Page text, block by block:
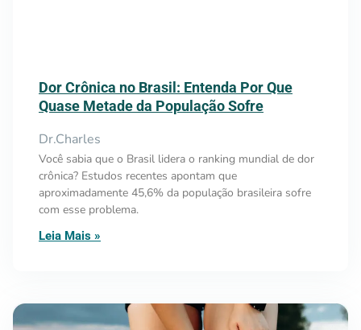
Dor Crônica no Brasil: Entenda Por Que
Quase Metade da População Sofre
Dr.Charles
Você sabia que o Brasil lidera o ranking mundial de dor
crônica? Estudos recentes apontam que
aproximadamente 45,6% da população brasileira sofre
com esse problema.
Leia Mais »